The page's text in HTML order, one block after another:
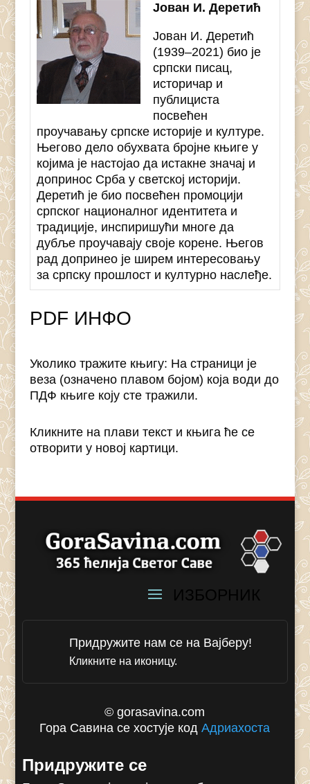
Јован И. Деретић
Јован И. Деретић
(1939–2021) био је
српски писац,
историчар и
публициста
посвећен
проучавању српске историје и културе.
Његово дело обухвата бројне књиге у
којима је настојао да истакне значај и
допринос Срба у светској историји.
Деретић је био посвећен промоцији
српског националног идентитета и
традиције, инспиришући многе да
дубље проучавају своје корене. Његов
рад допринео је ширем интересовању
за српску прошлост и културно наслеђе.
PDF ИНФО
Уколико тражите књигу: На страници је
веза (означено плавом бојом) која води до
ПДФ књиге коју сте тражили.
Кликните на плави текст и књига ће се
отворити у новој картици.
Придружите нам се на Вајберу!
Кликните на иконицу.
© gorasavina.com
Гора Савина се хостује кодАдриахоста
Придружите се